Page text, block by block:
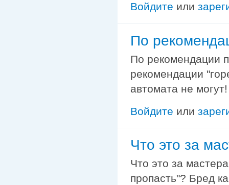
Войдите или
По
По рекомендации
рекомендации
автомата не могут!
Войдите или
Что это за
Что это за
пропасть"? Бред